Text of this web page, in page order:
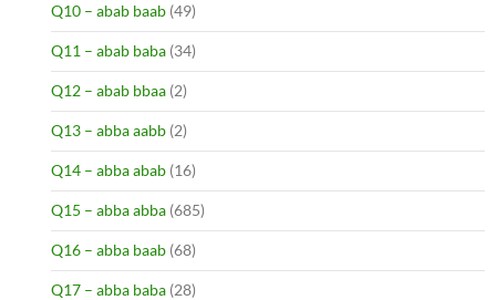
Q10 – abab baab (49)
Q11 – abab baba (34)
Q12 – abab bbaa (2)
Q13 – abba aabb (2)
Q14 – abba abab (16)
Q15 – abba abba (685)
Q16 – abba baab (68)
Q17 – abba baba (28)